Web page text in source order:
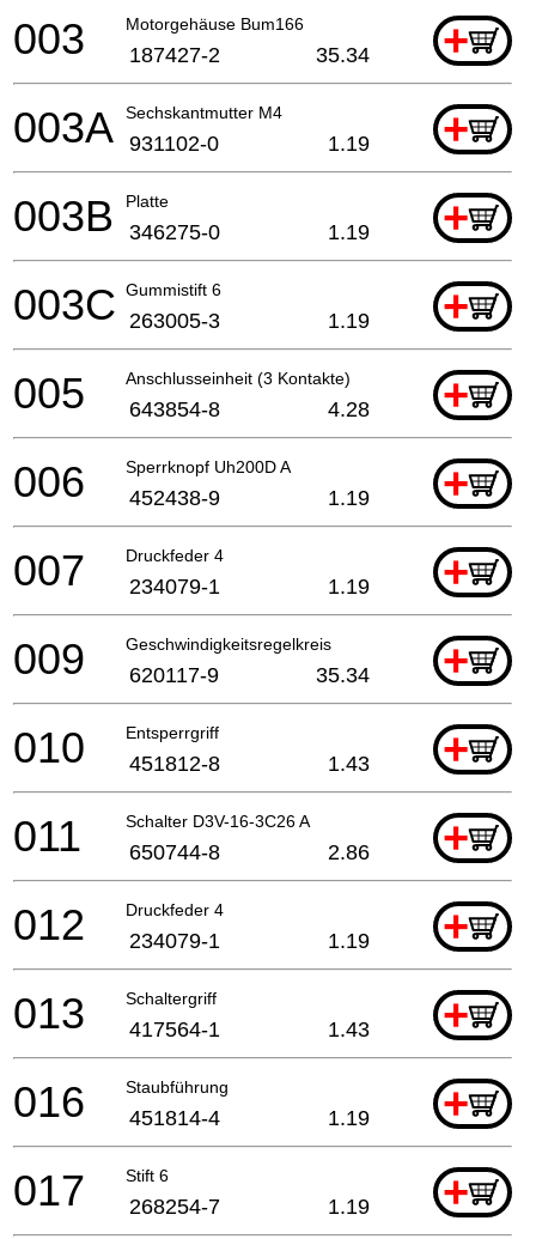
Motorgehäuse Bum166 +
003 187427-2 35.34
Sechskantmutter M4 +
003A 931102-0 1.19
Platte +
003B 346275-0 1.19
Gummistift 6 +
003C 263005-3 1.19
Anschlusseinheit (3 Kontakte) +
005 643854-8 4.28
Sperrknopf Uh200D A +
006 452438-9 1.19
Druckfeder 4 +
007 234079-1 1.19
Geschwindigkeitsregelkreis +
009 620117-9 35.34
Entsperrgriff +
010 451812-8 1.43
Schalter D3V-16-3C26 A +
011 650744-8 2.86
Druckfeder 4 +
012 234079-1 1.19
Schaltergriff +
013 417564-1 1.43
Staubführung +
016 451814-4 1.19
Stift 6 +
017 268254-7 1.19